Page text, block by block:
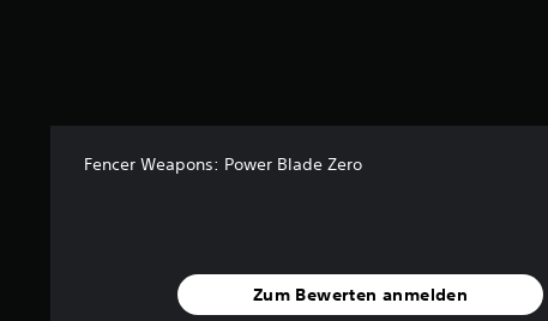
Fencer Weapons: Power Blade Zero
Zum Bewerten anmelden